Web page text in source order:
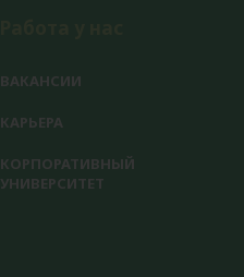
ВАКАНСИИ
КАРЬЕРА
КОРПОРАТИВНЫЙ
УНИВЕРСИТЕТ